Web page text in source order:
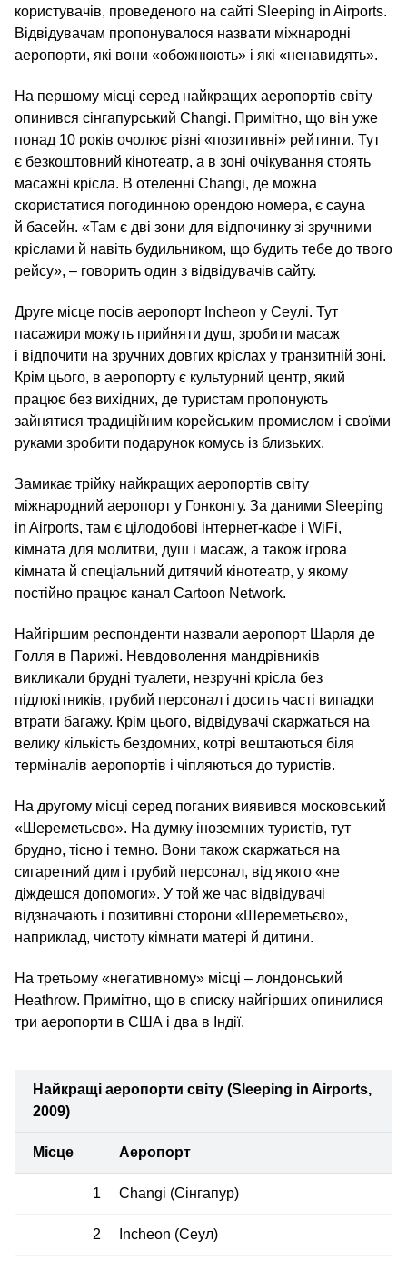
користувачів, проведеного на сайті Sleeping in Airports.
Відвідувачам пропонувалося назвати міжнародні
аеропорти, які вони «обожнюють» і які «ненавидять».
На першому місці серед найкращих аеропортів світу
опинився сінгапурський Changi. Примітно, що він уже
понад 10 років очолює різні «позитивні» рейтинги. Тут
є безкоштовний кінотеатр, а в зоні очікування стоять
масажні крісла. В отеленні Changi, де можна
скористатися погодинною орендою номера, є сауна
й басейн. «Там є дві зони для відпочинку зі зручними
кріслами й навіть будильником, що будить тебе до твого
рейсу», – говорить один з відвідувачів сайту.
Друге місце посів аеропорт Incheon у Сеулі. Тут
пасажири можуть прийняти душ, зробити масаж
і відпочити на зручних довгих кріслах у транзитній зоні.
Крім цього, в аеропорту є культурний центр, який
працює без вихідних, де туристам пропонують
зайнятися традиційним корейським промислом і своїми
руками зробити подарунок комусь із близьких.
Замикає трійку найкращих аеропортів світу
міжнародний аеропорт у Гонконгу. За даними Sleeping
in Airports, там є цілодобові інтернет-кафе і WiFi,
кімната для молитви, душ і масаж, а також ігрова
кімната й спеціальний дитячий кінотеатр, у якому
постійно працює канал Cartoon Network.
Найгіршим респонденти назвали аеропорт Шарля де
Голля в Парижі. Невдоволення мандрівників
викликали брудні туалети, незручні крісла без
підлокітників, грубий персонал і досить часті випадки
втрати багажу. Крім цього, відвідувачі скаржаться на
велику кількість бездомних, котрі вештаються біля
терміналів аеропортів і чіпляються до туристів.
На другому місці серед поганих виявився московський
«Шереметьєво». На думку іноземних туристів, тут
брудно, тісно і темно. Вони також скаржаться на
сигаретний дим і грубий персонал, від якого «не
діждешся допомоги». У той же час відвідувачі
відзначають і позитивні сторони «Шереметьєво»,
наприклад, чистоту кімнати матері й дитини.
На третьому «негативному» місці – лондонський
Heathrow. Примітно, що в списку найгірших опинилися
три аеропорти в США і два в Індії.
Найкращі аеропорти світу (Sleeping in Airports,
2009)
Місце Аеропорт
1 Changi (Сінгапур)
2 Incheon (Сеул)